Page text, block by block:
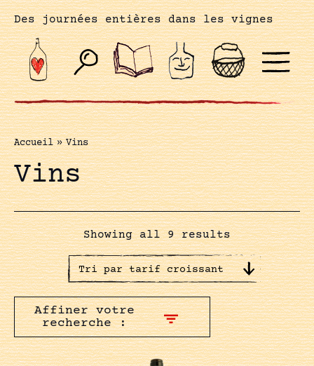
Des journées entières dans les vignes
Accueil » Vins
Vins
Showing all 9 results
Affiner votre
recherche :